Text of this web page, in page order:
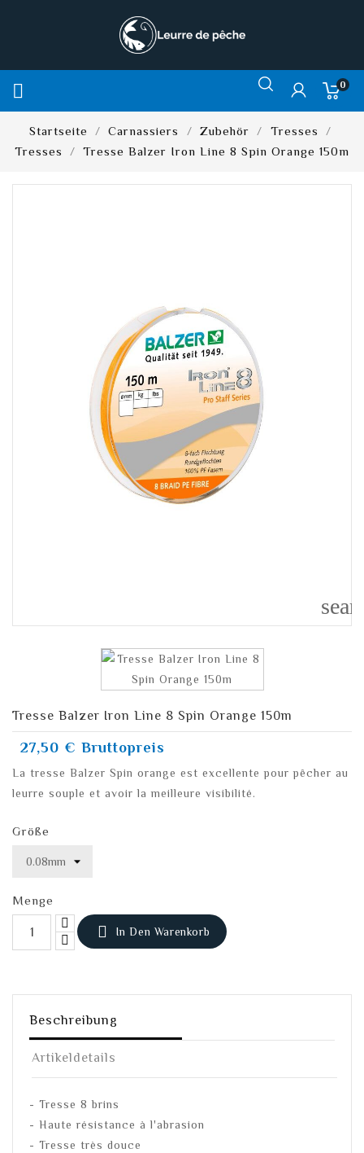
 0
Startseite Carnassiers Zubehör
Tresses
Tresses
Tresse Balzer Iron Line 8 Spin Orange 150m
Tresse Balzer Iron Line 8 Spin Orange 150m
27,50 € Bruttopreis
La tresse Balzer Spin orange est excellente pour pêcher au
leurre souple et avoir la meilleure visibilité.
Größe
Menge
 In Den Warenkorb
Beschreibung
Artikeldetails
- Tresse 8 brins
- Haute résistance à l'abrasion
- Tresse très douce